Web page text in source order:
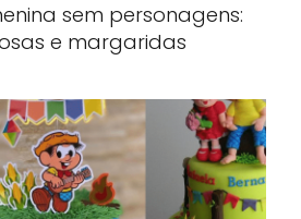
sem personagens:
e margaridas